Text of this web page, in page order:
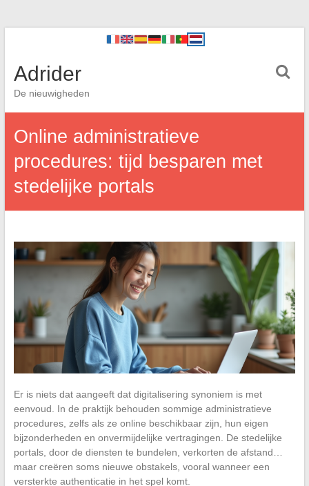
Adrider
De nieuwigheden
Online administratieve
procedures: tijd besparen met
stedelijke portals
Er is niets dat aangeeft dat digitalisering synoniem is met
eenvoud. In de praktijk behouden sommige administratieve
procedures, zelfs als ze online beschikbaar zijn, hun eigen
bijzonderheden en onvermijdelijke vertragingen. De stedelijke
portals, door de diensten te bundelen, verkorten de afstand…
maar creëren soms nieuwe obstakels, vooral wanneer een
versterkte authenticatie in het spel komt.